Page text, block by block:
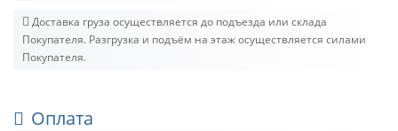
Доставка груза осуществляется до подъезда или склада
Покупателя. Разгрузка и подъём на этаж осуществляется силами
Покупателя.
Оплата